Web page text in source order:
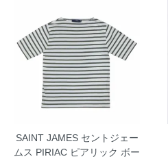
SAINT JAMES セントジェー
ムス PIRIAC ピアリック ボー